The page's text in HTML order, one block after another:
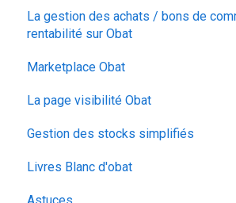
La gestion des achats / bons de
rentabilité sur Obat
Marketplace Obat
La page visibilité Obat
Gestion des stocks simplifiés
Livres Blanc d'obat